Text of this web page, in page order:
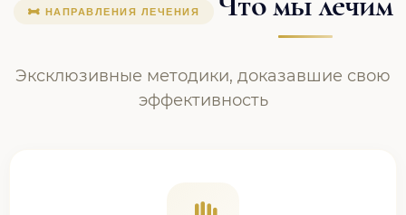
НАПРАВЛЕНИЯ ЛЕЧЕНИЯ
Эксклюзивные методики, доказавшие свою
эффективность